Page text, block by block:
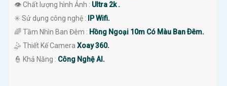
👁 Chất lượng hình Ảnh : Ultra 2k .
✳️ Sử dụng công nghệ :
IP Wifi.
🌈 Tầm Nhìn Ban Đêm : Hồng Ngoại 10m Có Màu Ban Ðêm.
🤹 Thiết Kế Camera Xoay 360.
️👮 Khả Năng : Công Nghệ AI.